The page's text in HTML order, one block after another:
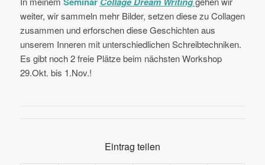
weiter, wir sammeln mehr Bilder, setzen diese zu Collagen
zusammen und erforschen diese Geschichten aus
unserem Inneren mit unterschiedlichen Schreibtechniken.
Es gibt noch 2 freie Plätze beim nächsten Workshop
29.Okt. bis 1.Nov.!
Eintrag teilen